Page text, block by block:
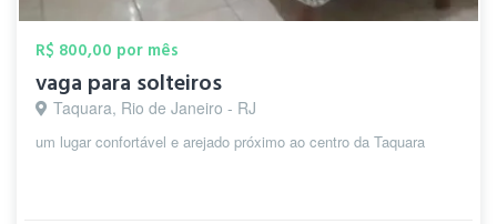
R$ 800,00 por mês
vaga para solteiros
Taquara, Rio de Janeiro - RJ
um lugar confortável e arejado próximo ao centro da Taquara